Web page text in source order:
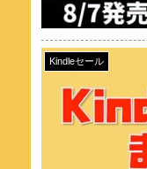
Kindleセール